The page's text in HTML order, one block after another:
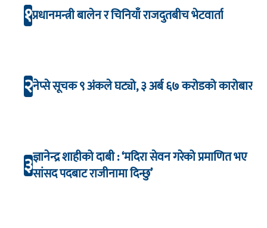
१प्रधानमन्त्री बालेन र चिनियाँ राजदुतबीच भेटवार्ता
२नेप्से सूचक ९ अंकले घट्यो, ३ अर्ब ६७ करोडको कारोबार
३ज्ञानेन्द्र शाहीको दाबी : ‘मदिरा सेवन गरेको प्रमाणित भए
सांसद पदबाट राजीनामा दिन्छु’